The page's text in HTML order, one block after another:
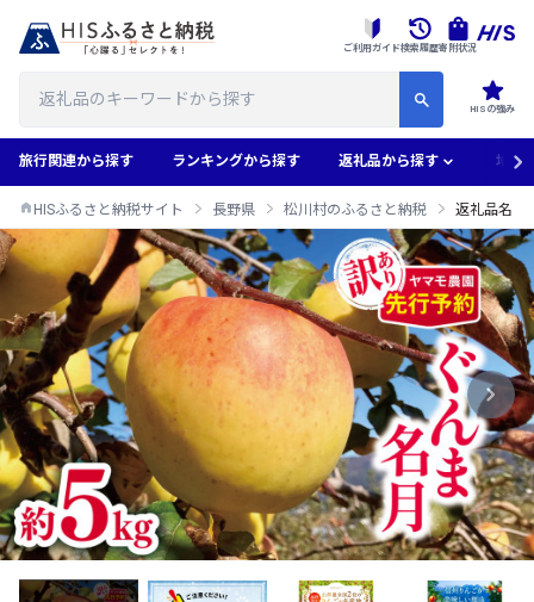
HISの強み
ご利用ガイド検索履歴寄附状況
旅行関連から探す ランキングから探す 返礼品から探す 地域
HISふるさと納税サイト 長野県 松川村のふるさと納税 返礼品名